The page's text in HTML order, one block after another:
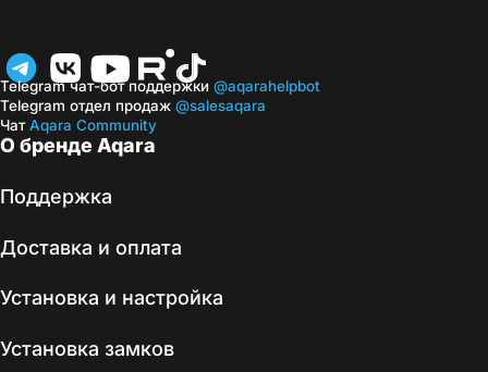
О бренде Aqara
Поддержка
Доставка и оплата
Установка и настройка
Установка замков
Telegram чат-бот поддержки @aqarahelpbot
Telegram отдел продаж @salesaqara
ЧатAqara Community